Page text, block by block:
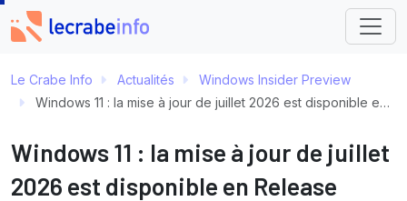
Le Crabe Info Actualités
Windows Insider Preview
Windows 11 : la mise à jour de juillet 2026 est disponible en Release Preview, voici ce qui arrive
Windows 11 : la mise à jour de juillet
2026 est disponible en Release